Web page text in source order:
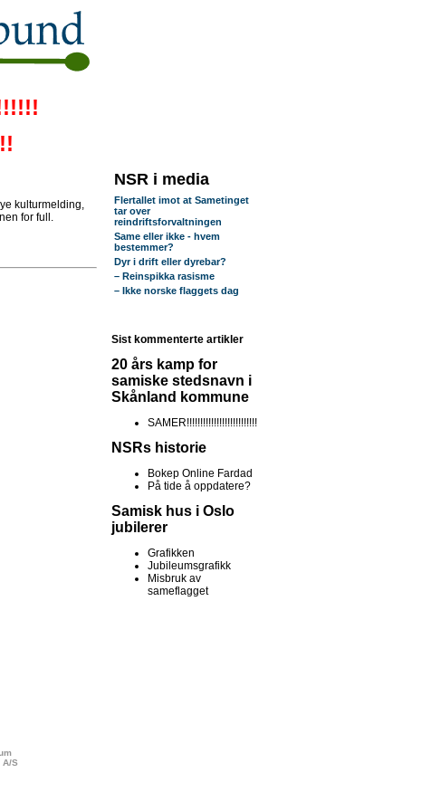
kulturmelding,
for full.
NSR i media
Flertallet imot at Sametinget
tar over
reindriftsforvaltningen
Same eller ikke - hvem
bestemmer?
Dyr i drift eller dyrebar?
– Reinspikka rasisme
– Ikke norske flaggets dag
Sist kommenterte artikler
20 års kamp for
samiske stedsnavn i
Skånland kommune
SAMER!!!!!!!!!!!!!!!!!!!!!!!!!!
NSRs historie
Bokep Online Fardad
På tide å oppdatere?
Samisk hus i Oslo
jubilerer
Grafikken
Jubileumsgrafikk
Misbruk av
sameflagget
S